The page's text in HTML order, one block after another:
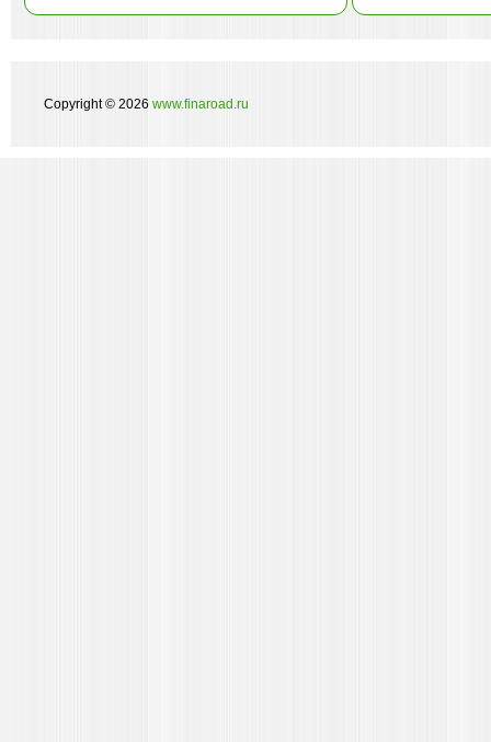
Copyright © 2026 www.finaroad.ru